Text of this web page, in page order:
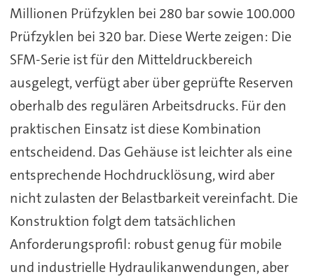
Millionen Prüfzyklen bei 280 bar sowie 100.000
Prüfzyklen bei 320 bar. Diese Werte zeigen: Die
SFM-Serie ist für den Mitteldruckbereich
ausgelegt, verfügt aber über geprüfte Reserven
oberhalb des regulären Arbeitsdrucks. Für den
praktischen Einsatz ist diese Kombination
entscheidend. Das Gehäuse ist leichter als eine
entsprechende Hochdrucklösung, wird aber
nicht zulasten der Belastbarkeit vereinfacht. Die
Konstruktion folgt dem tatsächlichen
Anforderungsprofil: robust genug für mobile
und industrielle Hydraulikanwendungen, aber